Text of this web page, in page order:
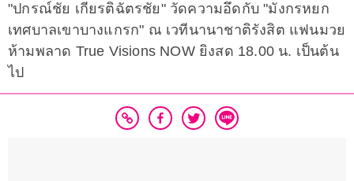
"ปกรณ์ชัย เกียรติฉัตรชัย" วัดความอึดกับ "มังกรหยก
เทศบาลเขาบางแกรก" ณ เวทีนานาชาติรังสิต แฟนมวย
ห้ามพลาด True Visions NOW ยิงสด 18.00 น. เป็นต้น
ไป